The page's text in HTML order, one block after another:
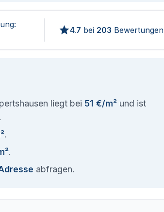
4.7 bei 203 Bewertungen
liegt bei 51 €/m² und ist
.
.
.
abfragen.